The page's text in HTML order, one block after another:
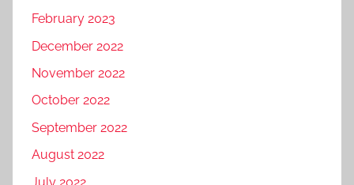
February 2023
December 2022
November 2022
October 2022
September 2022
August 2022
July 2022